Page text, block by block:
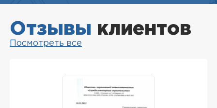
Отзывы клиентов
Посмотреть все